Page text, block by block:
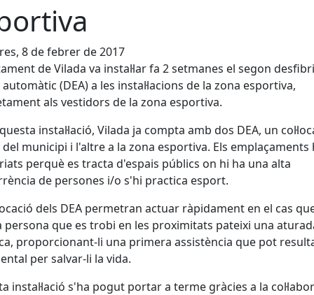
8 de febrer de 2017
de Vilada va instal·lar fa 2 setmanes el segon
(DEA) a les instal·lacions de la zona esportiva,
als vestidors de la zona esportiva.
instal·lació, Vilada ja compta amb dos DEA, un
municipi i l'altre a la zona esportiva. Els emplaçaments
perquè es tracta d'espais públics on hi ha una alta
de persones i/o s'hi practica esport.
dels DEA permetran actuar ràpidament en el cas
persona que es trobi en les proximitats pateixi una
proporcionant-li una primera assistència que pot
per salvar-li la vida.
instal·lació s'ha pogut portar a terme gràcies a la